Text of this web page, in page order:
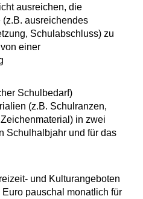
ausreichen, die
ausreichendes
Schulabschluss) zu
einer
Schulbedarf)
(z.B. Schulranzen,
in zwei
Schulhalbjahr und für das
und Kulturangeboten
pauschal monatlich für